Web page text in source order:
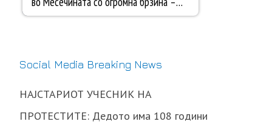
Social Media Breaking News
НАЈСТАРИОТ УЧЕСНИК НА
ПРОТЕСТИТЕ: Дедото има 108 години